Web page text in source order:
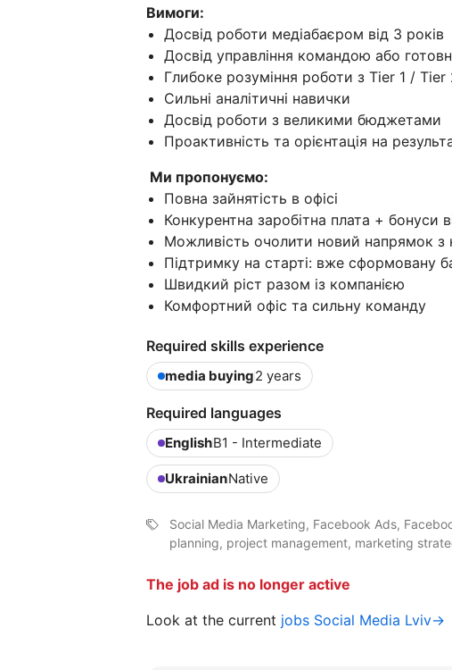
Вимоги:
Досвід роботи медіабаєром від 3 років
Досвід управління командою або
Глибоке розуміння роботи з Tier 1 /
Сильні аналітичні навички
Досвід роботи з великими бюджетами
Проактивність та орієнтація на
Ми пропонуємо:
Повна зайнятість в офісі
Конкурентна заробітна плата + бонуси
Можливість очолити новий напрямок з
Підтримку на старті: вже сформовану
Швидкий ріст разом із компанією
Комфортний офіс та сильну команду
Required skills experience
media buying2 years
Required languages
EnglishB1 - Intermediate
UkrainianNative
Social Media Marketing, Facebook Ads,
planning, project management, marketing
The job ad is no longer active
Look at the current jobs Social Media Lviv→